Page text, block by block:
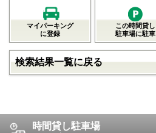
マイパーキング
に登録
この時間貸し
駐車場に駐車
検索結果一覧に戻る
時間貸し駐車場